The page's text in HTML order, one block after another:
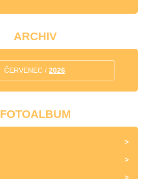
ARCHIV
ČERVENEC /2026
FOTOALBUM